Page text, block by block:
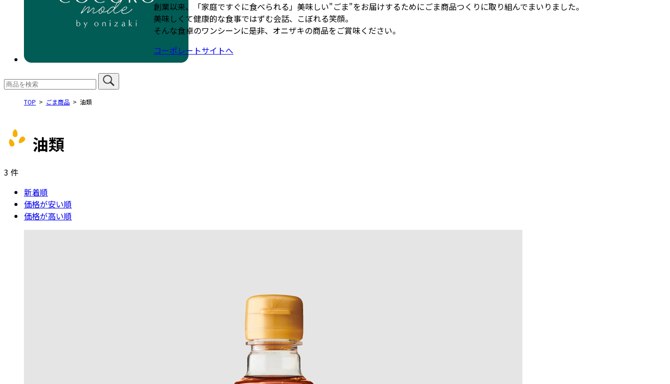
TOP ごま商品 油類
油類
3 件
新着順
価格が安い順
価格が高い順
創業以来、「家庭ですぐに食べられる」美味しい"ごま"をお届けするためにごま商品つくりに取り組んでまいりました。
美味しくて健康的な食事ではずむ会話、こぼれる笑顔。
そんな食卓のワンシーンに是非、オニザキの商品をご賞味ください。
コーポレートサイトへ